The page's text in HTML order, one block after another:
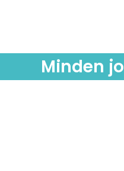
Minden